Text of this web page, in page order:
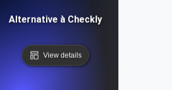
Alternative à Checkly
View details